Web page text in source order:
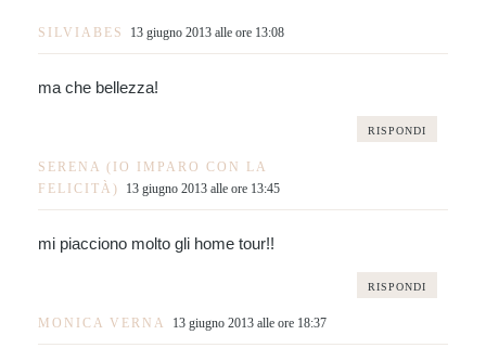
SILVIABES 13 giugno 2013 alle ore 13:08
ma che bellezza!
RISPONDI
SERENA (IO IMPARO CON LA
FELICITÀ)
13 giugno 2013 alle ore 13:45
mi piacciono molto gli home tour!!
RISPONDI
MONICA VERNA 13 giugno 2013 alle ore 18:37